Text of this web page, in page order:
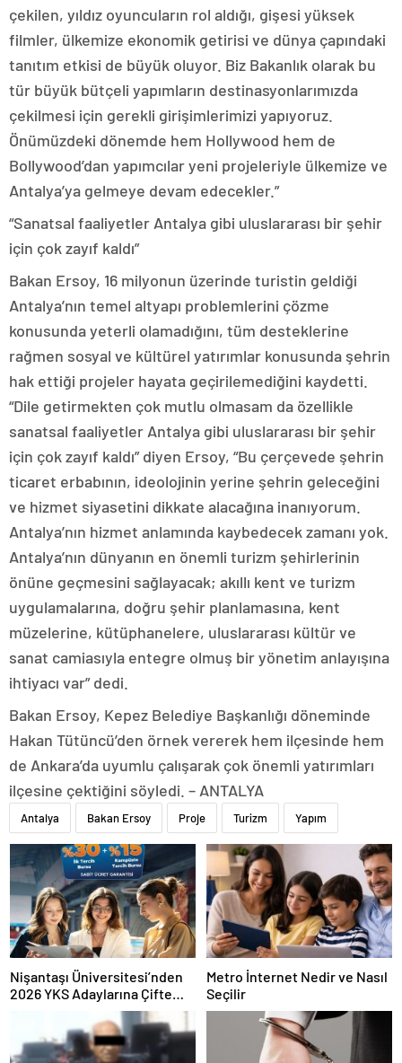
çekilen, yıldız oyuncuların rol aldığı, gişesi yüksek
filmler, ülkemize ekonomik getirisi ve dünya çapındaki
tanıtım etkisi de büyük oluyor. Biz Bakanlık olarak bu
tür büyük bütçeli yapımların destinasyonlarımızda
çekilmesi için gerekli girişimlerimizi yapıyoruz.
Önümüzdeki dönemde hem Hollywood hem de
Bollywood’dan yapımcılar yeni projeleriyle ülkemize ve
Antalya’ya gelmeye devam edecekler.”
“Sanatsal faaliyetler Antalya gibi uluslararası bir şehir
için çok zayıf kaldı”
Bakan Ersoy, 16 milyonun üzerinde turistin geldiği
Antalya’nın temel altyapı problemlerini çözme
konusunda yeterli olamadığını, tüm desteklerine
rağmen sosyal ve kültürel yatırımlar konusunda şehrin
hak ettiği projeler hayata geçirilemediğini kaydetti.
“Dile getirmekten çok mutlu olmasam da özellikle
sanatsal faaliyetler Antalya gibi uluslararası bir şehir
için çok zayıf kaldı” diyen Ersoy, “Bu çerçevede şehrin
ticaret erbabının, ideolojinin yerine şehrin geleceğini
ve hizmet siyasetini dikkate alacağına inanıyorum.
Antalya’nın hizmet anlamında kaybedecek zamanı yok.
Antalya’nın dünyanın en önemli turizm şehirlerinin
önüne geçmesini sağlayacak; akıllı kent ve turizm
uygulamalarına, doğru şehir planlamasına, kent
müzelerine, kütüphanelere, uluslararası kültür ve
sanat camiasıyla entegre olmuş bir yönetim anlayışına
ihtiyacı var” dedi.
Bakan Ersoy, Kepez Belediye Başkanlığı döneminde
Hakan Tütüncü’den örnek vererek hem ilçesinde hem
de Ankara’da uyumlu çalışarak çok önemli yatırımları
ilçesine çektiğini söyledi. – ANTALYA
Antalya Bakan Ersoy Proje Turizm Yapım
Nişantaşı Üniversitesi’nden
2026 YKS Adaylarına Çifte
Güvence: Sabit Ücret ve
Kesintisiz Burs
Metro İnternet Nedir ve Nasıl
Seçilir